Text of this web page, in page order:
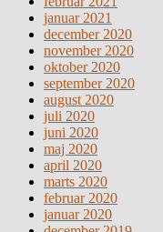
januar 2021
december 2020
november 2020
oktober 2020
september 2020
august 2020
juli 2020
juni 2020
maj 2020
april 2020
marts 2020
februar 2020
januar 2020